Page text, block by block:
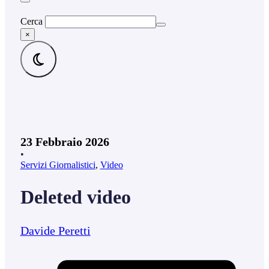
Cerca
×
23 Febbraio 2026
•
Servizi Giornalistici, Video
Deleted video
Davide Peretti